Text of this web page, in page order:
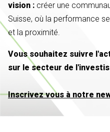
vision : créer une
Suisse, où la performance
et la proximité.
Vous souhaitez suivre
sur le secteur de
Inscrivez vous à notre